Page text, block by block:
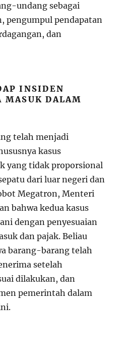
undang sebagai
pengumpul pendapatan
dan
INSIDEN
MASUK DALAM
telah menjadi
kasus
yang tidak proporsional
dari luar negeri dan
Megatron, Menteri
bahwa kedua kasus
dengan penyesuaian
dan pajak. Beliau
barang-barang telah
setelah
dilakukan, dan
pemerintah dalam